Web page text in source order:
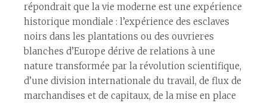
répondrait que la vie moderne est une expérience
historique mondiale : l’expérience des esclaves
noirs dans les plantations ou des ouvrier·es
blanc·hes d’Europe dérive de relations à une
nature transformée par la révolution scientifique,
d’une division internationale du travail, de flux de
marchandises et de capitaux, de la mise en place